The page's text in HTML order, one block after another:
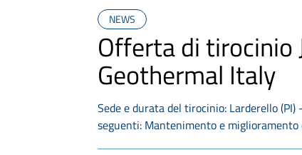
NEWS
Offerta di tirocinio
Geothermal Italy
Sede e durata del tirocinio: Larderello
seguenti: Mantenimento e